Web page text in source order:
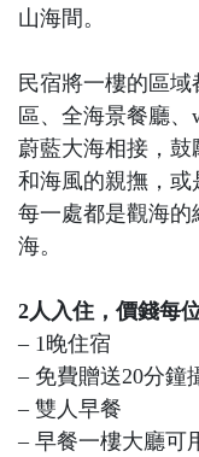
山海間。
民宿將一樓的區
區、全海景餐廳
蔚藍大海相接，
和海風的親撫，
每一處都是觀海
海。
2人入住，價錢每
– 1晚住宿
– 免費贈送20分鐘
– 雙人早餐
– 早餐一樓大廳可